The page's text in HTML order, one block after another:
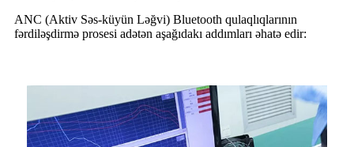
ANC (Aktiv Səs-küyün Ləğvi) Bluetooth qulaqlıqlarının
fərdiləşdirmə prosesi adətən aşağıdakı addımları əhatə edir: